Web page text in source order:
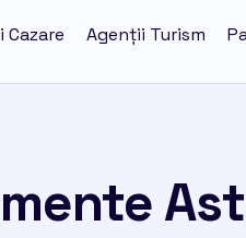
Cazare Agenții Turism